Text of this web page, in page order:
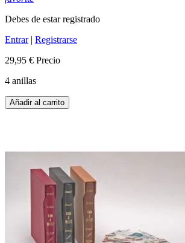
Debes de estar registrado
Entrar| Registrarse
29,95 € Precio
4 anillas
Añadir al carrito